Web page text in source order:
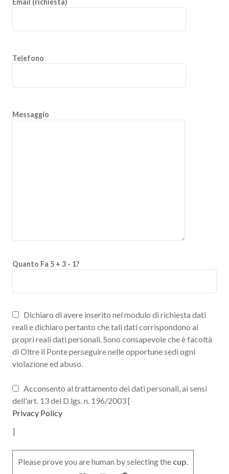
Email (richiesta)
Telefono
Messaggio
Quanto Fa 5 + 3 - 1?
Dichiaro di avere inserito nel modulo di richiesta dati
reali e dichiaro pertanto che tali dati corrispondono ai
propri reali dati personali. Sono consapevole che è facoltà
di Oltre il Ponte perseguire nelle opportune sedi ogni
violazione ed abuso.
Acconsento al trattamento dei dati personali, ai sensi
dell'art. 13 del D.lgs. n. 196/2003 [
Privacy Policy
]
Please prove you are human by selecting the cup.